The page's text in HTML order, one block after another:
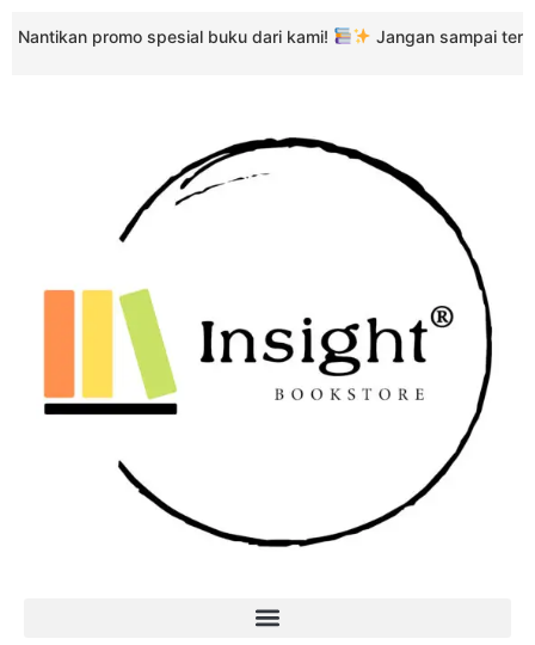
promo spesial buku dari kami! Jangan sampai terlewat